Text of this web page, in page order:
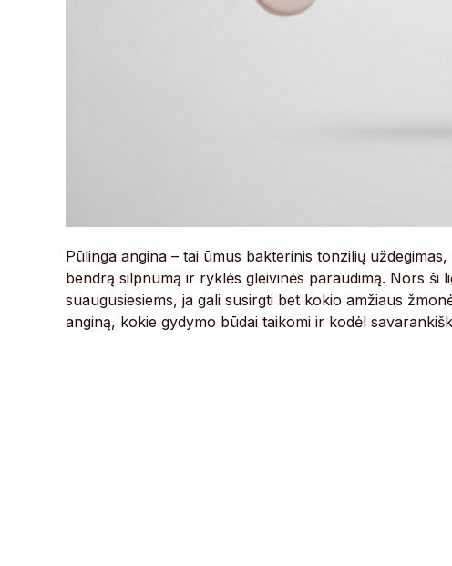
Pūlinga angina – tai ūmus bakterinis tonzilių
bendrą silpnumą ir ryklės gleivinės paraudimą. Nors ši
suaugusiesiems, ja gali susirgti bet kokio amžiaus
anginą, kokie gydymo būdai taikomi ir kodėl